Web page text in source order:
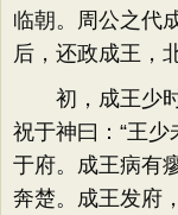
临朝。周公之代
后，还政成王，
初，成王少时
祝于神曰：“王
于府。成王病有
奔楚。成王发府